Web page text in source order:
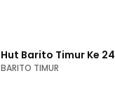
Hut Barito Timur Ke 24
BARITO TIMUR